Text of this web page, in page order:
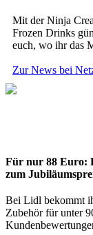
Mit der Ninja
Frozen Drinks
euch, wo ihr das
Zur News bei
Für nur 88 Euro:
zum
Bei Lidl bekommt
Zubehör für unter